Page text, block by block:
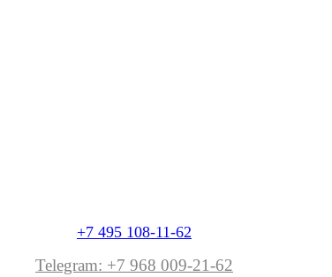
+7 495 108-11-62
Telegram: +7 968 009-21-62